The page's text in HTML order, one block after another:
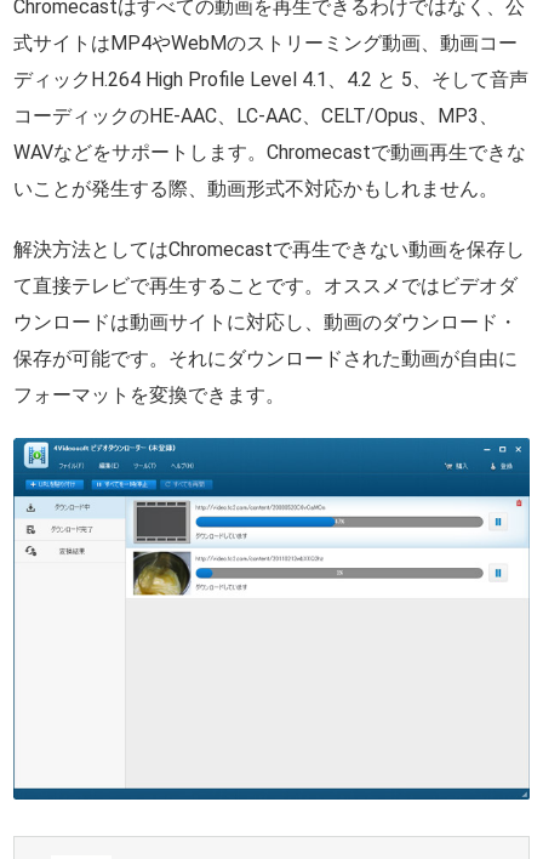
Chromecastはすべての動画を再生できるわけではなく、公
式サイトはMP4やWebMのストリーミング動画、動画コー
ディックH.264 High Profile Level 4.1、4.2 と 5、そして音声
コーディックのHE-AAC、LC-AAC、CELT/Opus、MP3、
WAVなどをサポートします。Chromecastで動画再生できな
いことが発生する際、動画形式不対応かもしれません。
解決方法としてはChromecastで再生できない動画を保存し
て直接テレビで再生することです。オススメではビデオダ
ウンロードは動画サイトに対応し、動画のダウンロード・
保存が可能です。それにダウンロードされた動画が自由に
フォーマットを変換できます。